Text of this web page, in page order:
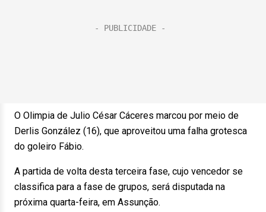
O Olimpia de Julio César Cáceres marcou por meio de
Derlis González (16), que aproveitou uma falha grotesca
do goleiro Fábio.
A partida de volta desta terceira fase, cujo vencedor se
classifica para a fase de grupos, será disputada na
próxima quarta-feira, em Assunção.